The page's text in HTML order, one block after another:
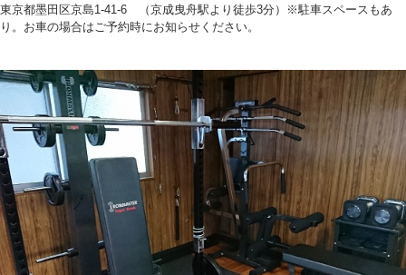
東京都墨田区京島1-41-6 （京成曳舟駅より徒歩3分）※駐車スペースもあ
り。お車の場合はご予約時にお知らせください。